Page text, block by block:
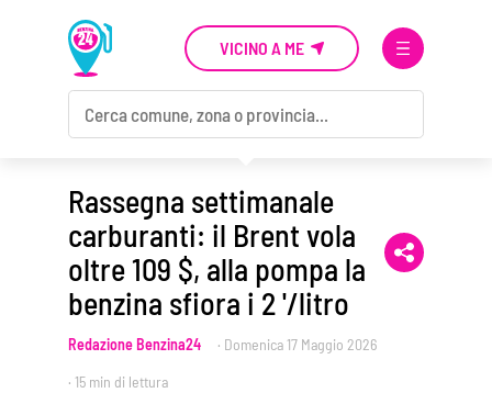
VICINO A ME
Rassegna settimanale
carburanti: il Brent vola
oltre 109 $, alla pompa la
benzina sfiora i 2 '/litro
Redazione Benzina24 · Domenica 17 Maggio 2026
· 15 min di lettura